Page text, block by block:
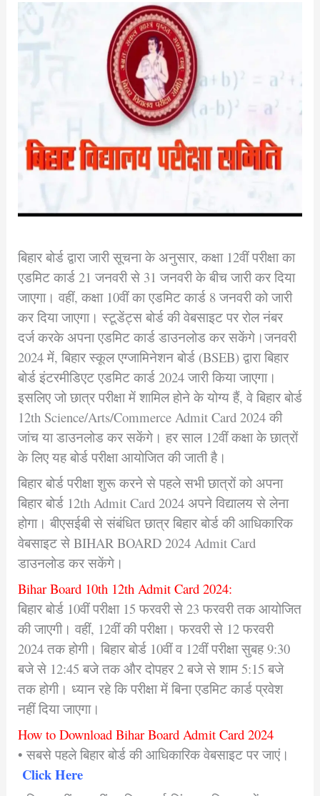
बिहार बोर्ड द्वारा जारी सूचना के अनुसार, कक्षा 12वीं परीक्षा का
एडमिट कार्ड 21 जनवरी से 31 जनवरी के बीच जारी कर दिया
जाएगा। वहीं, कक्षा 10वीं का एडमिट कार्ड 8 जनवरी को जारी
कर दिया जाएगा। स्टूडेंट्स बोर्ड की वेबसाइट पर रोल नंबर
दर्ज करके अपना एडमिट कार्ड डाउनलोड कर सकेंगे।जनवरी
2024 में, बिहार स्कूल एग्जामिनेशन बोर्ड (BSEB) द्वारा बिहार
बोर्ड इंटरमीडिएट एडमिट कार्ड 2024 जारी किया जाएगा।
इसलिए जो छात्र परीक्षा में शामिल होने के योग्य हैं, वे बिहार बोर्ड
12th Science/Arts/Commerce Admit Card 2024 की
जांच या डाउनलोड कर सकेंगे। हर साल 12वीं कक्षा के छात्रों
के लिए यह बोर्ड परीक्षा आयोजित की जाती है।
बिहार बोर्ड परीक्षा शुरू करने से पहले सभी छात्रों को अपना
बिहार बोर्ड 12th Admit Card 2024 अपने विद्यालय से लेना
होगा। बीएसईबी से संबंधित छात्र बिहार बोर्ड की आधिकारिक
वेबसाइट से BIHAR BOARD 2024 Admit Card
डाउनलोड कर सकेंगे।
Bihar Board10th 12th Admit Card 2024:
बिहार बोर्ड 10वीं परीक्षा 15 फरवरी से 23 फरवरी तक आयोजित
की जाएगी। वहीं, 12वीं की परीक्षा। फरवरी से 12 फरवरी
2024 तक होगी। बिहार बोर्ड 10वीं व 12वीं परीक्षा सुबह 9:30
बजे से 12:45 बजे तक और दोपहर 2 बजे से शाम 5:15 बजे
तक होगी। ध्यान रहे कि परीक्षा में बिना एडमिट कार्ड प्रवेश
नहीं दिया जाएगा।
How to Download Bihar Board Admit Card 2024
• सबसे पहले बिहार बोर्ड की आधिकारिक वेबसाइट पर जाएं।
Click Here